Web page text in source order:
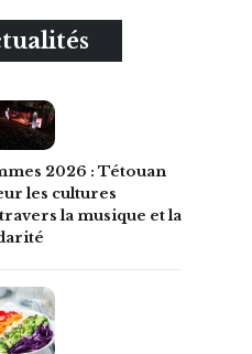
2026 : Tétouan
les cultures
la musique et la